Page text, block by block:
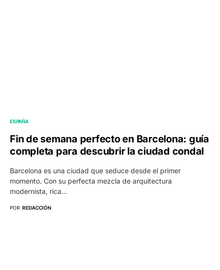
ESPAÑA
Fin de semana perfecto en Barcelona: guía
completa para descubrir la ciudad condal
Barcelona es una ciudad que seduce desde el primer
momento. Con su perfecta mezcla de arquitectura
modernista, rica…
POR REDACCIÓN